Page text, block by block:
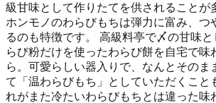
級甘味として作りたてを供されることが
ホンモノのわらびもちは弾力に富み、つ
るのも特徴です。 高級料亭で〆の甘味
らび粉だけを使ったわらび餅を自宅で味
ら。可愛らしい器入りで、なんとそのま
て「温わらびもち」としていただくこと
れがまた冷たいわらびもちとは違った味